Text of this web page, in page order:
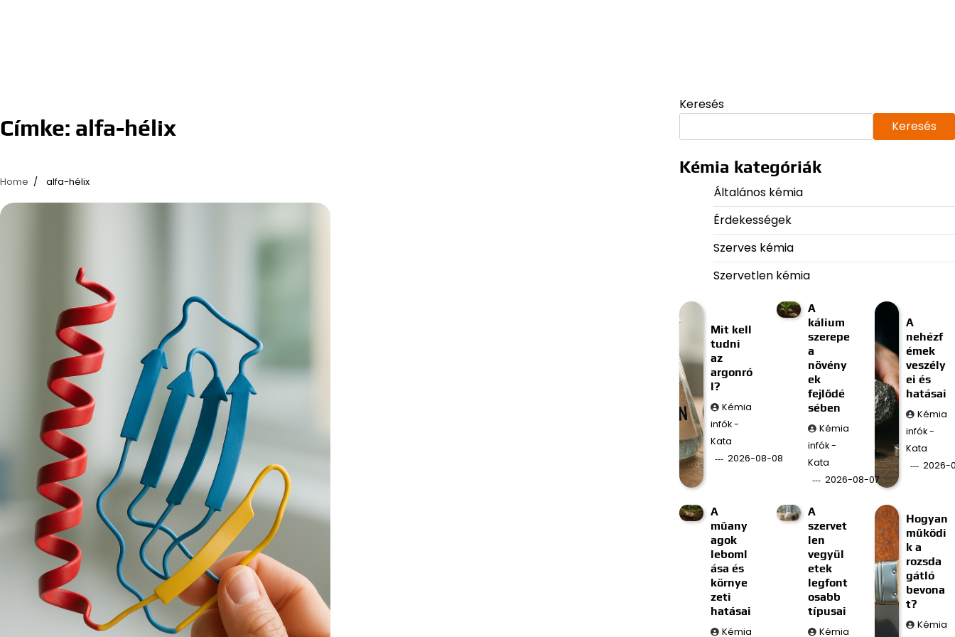
Címke: alfa-hélix
Home alfa-hélix
Keresés
Keresés
Kémia kategóriák
Általános kémia
Érdekességek
Szerves kémia
Szervetlen kémia
Mit kell
tudni
az
argonró
l?
Kémia
infók -
Kata
2026-08-08
A
kálium
szerepe
a
növény
ek
fejlődé
sében
Kémia
infók -
Kata
2026-08-07
A
nehézf
émek
veszély
ei és
hatásai
Kémia
infók -
Kata
2026-
A
műany
agok
leboml
ása és
környe
zeti
hatásai
Kémia
A
szervet
len
vegyül
etek
legfont
osabb
típusai
Kémia
Hogyan
működi
k a
rozsda
gátló
bevona
t?
Kémia